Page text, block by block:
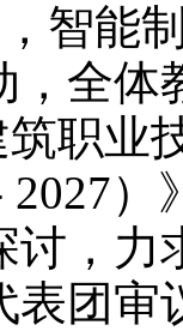
智能
，全体
职业
2027
，力
表团审